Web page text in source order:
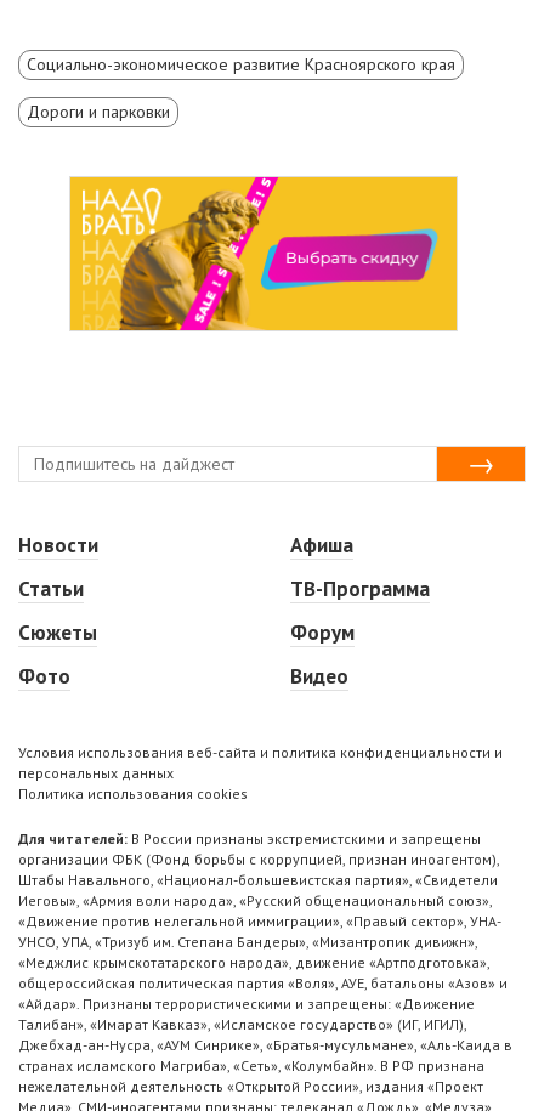
Социально-экономическое развитие Красноярского края
Дороги и парковки
Новости
Статьи
Сюжеты
Фото
Афиша
ТВ-Программа
Форум
Видео
Условия использования веб-сайта и политика конфиденциальности и
персональных данных
Политика использования cookies
Для читателей: В России признаны экстремистскими и запрещены
организации ФБК (Фонд борьбы с коррупцией, признан иноагентом),
Штабы Навального, «Национал-большевистская партия», «Свидетели
Иеговы», «Армия воли народа», «Русский общенациональный союз»,
«Движение против нелегальной иммиграции», «Правый сектор», УНА-
УНСО, УПА, «Тризуб им. Степана Бандеры», «Мизантропик дивижн»,
«Меджлис крымскотатарского народа», движение «Артподготовка»,
общероссийская политическая партия «Воля», АУЕ, батальоны «Азов» и
«Айдар». Признаны террористическими и запрещены: «Движение
Талибан», «Имарат Кавказ», «Исламское государство» (ИГ, ИГИЛ),
Джебхад-ан-Нусра, «АУМ Синрике», «Братья-мусульмане», «Аль-Каида в
странах исламского Магриба», «Сеть», «Колумбайн». В РФ признана
нежелательной деятельность «Открытой России», издания «Проект
Медиа». СМИ-иноагентами признаны: телеканал «Дождь», «Медуза»,